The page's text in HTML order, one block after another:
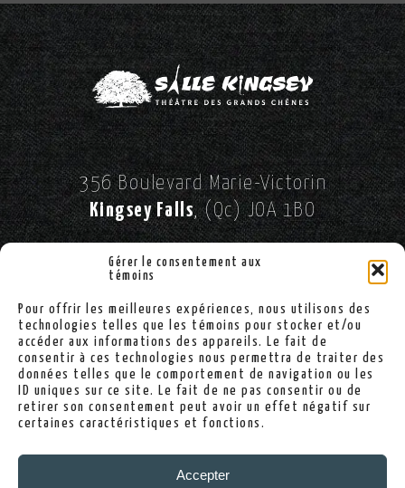
Gérer le consentement aux
témoins
Pour offrir les meilleures expériences, nous utilisons des
technologies telles que les témoins pour stocker et/ou
accéder aux informations des appareils. Le fait de
consentir à ces technologies nous permettra de traiter des
données telles que le comportement de navigation ou les
ID uniques sur ce site. Le fait de ne pas consentir ou de
retirer son consentement peut avoir un effet négatif sur
certaines caractéristiques et fonctions.
Accepter
356 Boulevard Marie-Victorin
Kingsey Falls, (Qc) JOA 1BO
SUIVEZ-NOUS SUR FACEBOOK!
(819) 363-2900
info@sallekingsey.com
Politique de confidentialité
Politique de cookies